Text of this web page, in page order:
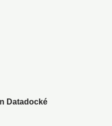
Datadocké